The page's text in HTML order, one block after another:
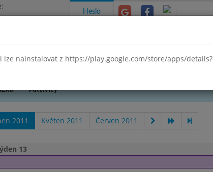
Heslo
Aktivity
2011 Květen 2011 Červen 2011
13
nainstalovat z https://play.google.com/store/apps/details?